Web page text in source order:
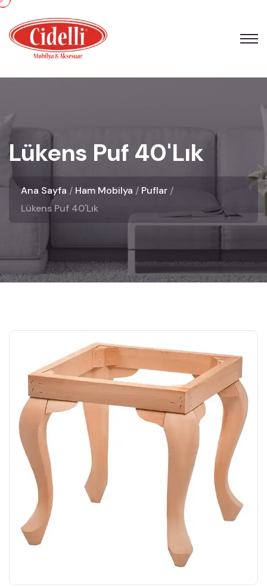
Lükens Puf 40'lık
Ana Sayfa Ham Mobilya
Puflar
Lükens Puf 40'lık